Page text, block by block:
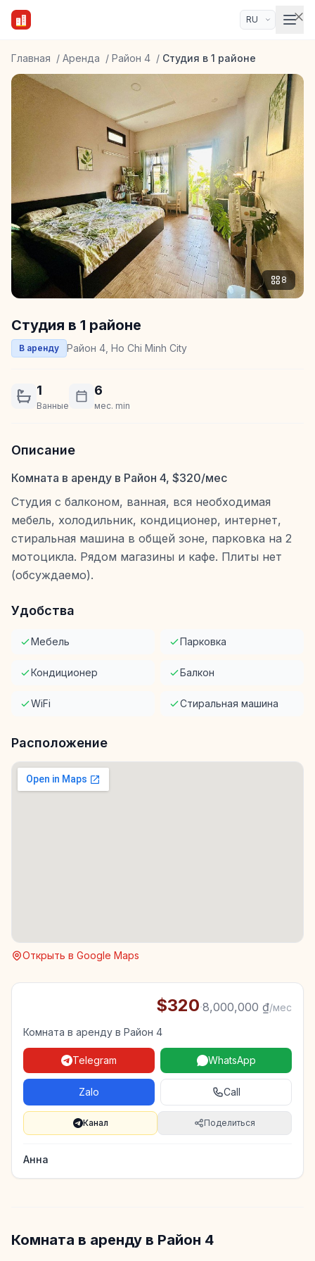
Главная / Аренда / Район 4 / Студия в 1 районе
8
Студия в 1 районе
В аренду Район 4, Ho Chi Minh City
1
Ванные
6
мес. min
Описание
Комната в аренду в Район 4, $320/мес
Студия с балконом, ванная, вся необходимая
мебель, холодильник, кондиционер, интернет,
стиральная машина в общей зоне, парковка на 2
мотоцикла. Рядом магазины и кафе. Плиты нет
(обсуждаемо).
Удобства
Мебель Парковка
Кондиционер Балкон
WiFi Стиральная машина
Расположение
Открыть в Google Maps
$320·8,000,000 ₫/мес
Комната в аренду в Район 4
Telegram WhatsApp
Zalo Call
Канал Поделиться
Анна
Комната в аренду в Район 4